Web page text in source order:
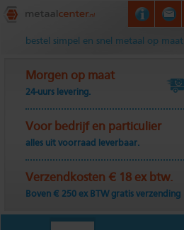
Metaalcenter.nl
bestel simpel en snel metaal op maat
Morgen op maat
24-uurs levering.
Voor bedrijf en particulier
alles uit voorraad leverbaar.
Verzendkosten € 18 ex btw.
Boven € 250 ex BTW gratis verzending